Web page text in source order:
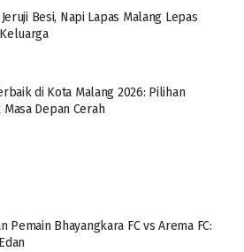
Besi, Napi Lapas Malang Lepas
di Kota Malang 2026: Pilihan
Depan Cerah
Pemain Bhayangkara FC vs Arema FC: